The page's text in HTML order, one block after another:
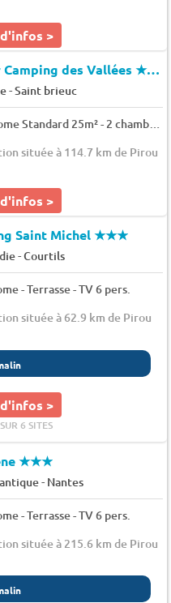
>
Camping des Vallées★★★
-Saint brieuc
Mobil-home Standard 25m² - 2 chambres + terrasse intégrée semi couverte 4 pers.
située à 114.7 km de Pirou
>
Saint Michel★★★
-Courtils
- Terrasse - TV 6 pers.
située à 62.9 km de Pirou
>
6 SITES
★★★
- Nantes
- Terrasse - TV 6 pers.
située à 215.6 km de Pirou